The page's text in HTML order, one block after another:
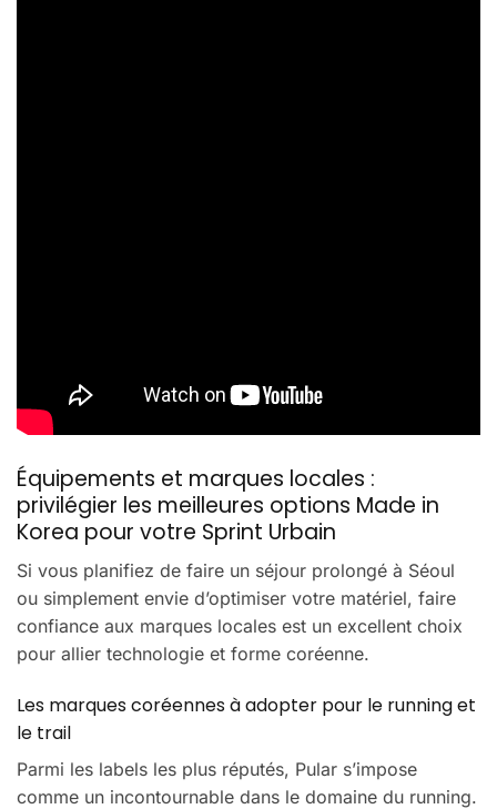
Équipements et marques locales :
privilégier les meilleures options Made in
Korea pour votre Sprint Urbain
Si vous planifiez de faire un séjour prolongé à Séoul
ou simplement envie d’optimiser votre matériel, faire
confiance aux marques locales est un excellent choix
pour allier technologie et forme coréenne.
Les marques coréennes à adopter pour le running et
le trail
Parmi les labels les plus réputés, Pular s’impose
comme un incontournable dans le domaine du running.